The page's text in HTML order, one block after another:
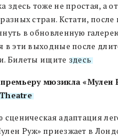
здесь тоже не простая, а
стран. Кстати,
в обновленную
в эти выходные после
Билеты ищите здесь.
мюзикла «Мулен
сценическая адаптация
Руж» приезжает в